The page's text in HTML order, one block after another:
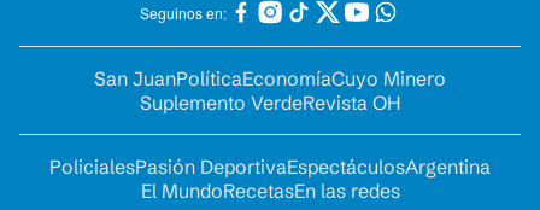
Seguinos en:
San JuanPolíticaEconomíaCuyo Minero
Suplemento VerdeRevista OH
PolicialesPasión DeportivaEspectáculosArgentina
El MundoRecetasEn las redes